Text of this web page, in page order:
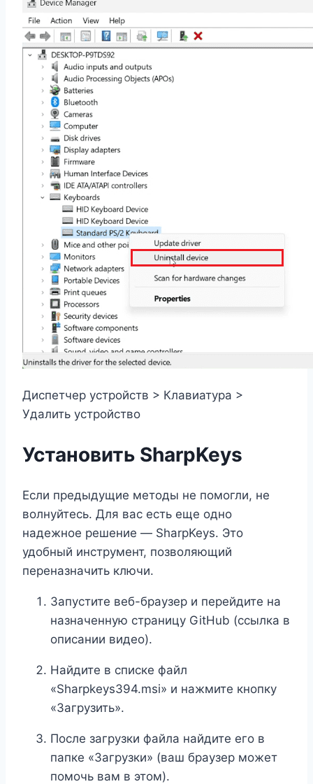
Диспетчер устройств > Клавиатура >
Удалить устройство
Установить SharpKeys
Если предыдущие методы не помогли, не
волнуйтесь. Для вас есть еще одно
надежное решение — SharpKeys. Это
удобный инструмент, позволяющий
переназначить ключи.
Запустите веб-браузер и перейдите на
назначенную страницу GitHub (ссылка в
описании видео).
Найдите в списке файл
«Sharpkeys394.msi» и нажмите кнопку
«Загрузить».
После загрузки файла найдите его в
папке «Загрузки» (ваш браузер может
помочь вам в этом).